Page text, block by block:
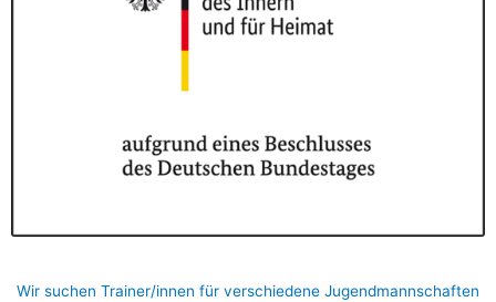
Wir suchen Trainer/innen für verschiedene Jugendmannschaften